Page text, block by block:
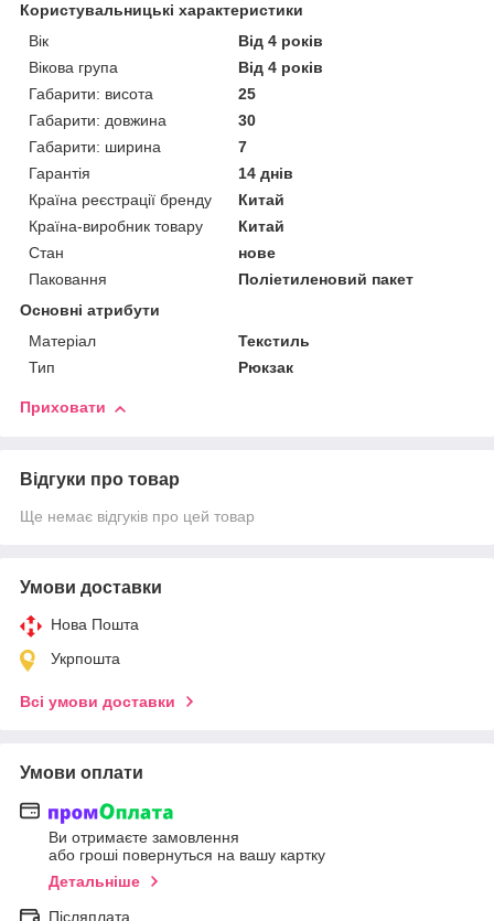
Користувальницькі характеристики
Вік
Від 4 років
Вікова група
Від 4 років
Габарити: висота
25
Габарити: довжина
30
Габарити: ширина
7
Гарантія
14 днів
Країна реєстрації бренду
Китай
Країна-виробник товару
Китай
Стан
нове
Паковання
Поліетиленовий пакет
Основні атрибути
Матеріал
Текстиль
Тип
Рюкзак
Приховати
Відгуки про товар
Ще немає відгуків про цей товар
Умови доставки
Нова Пошта
Укрпошта
Всі умови доставки
Умови оплати
Ви отримаєте замовлення
або гроші повернуться на вашу картку
Детальніше
Післяплата